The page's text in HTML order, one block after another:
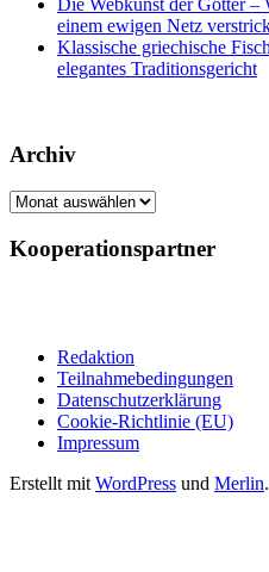
einem ewigen Netz
Klassische griechische
elegantes Traditionsgericht
Archiv
Archiv
Kooperationspartner
Redaktion
Teilnahmebedingungen
Datenschutzerklärung
Cookie-Richtlinie (EU)
Impressum
Erstellt mit WordPress und Merlin.